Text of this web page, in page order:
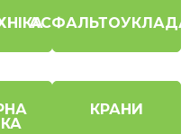
КРАНИ